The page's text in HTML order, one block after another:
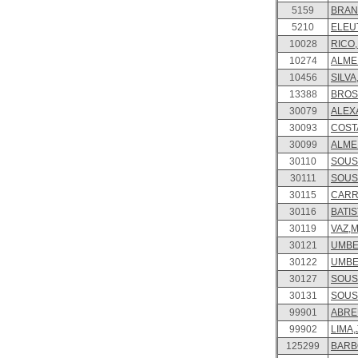
5159
5210
10028
10274
10456
13388
30079
30093
30099
30110
30111
30115
30116
30119
30121
30122
30127
30131
99901
99902
125299